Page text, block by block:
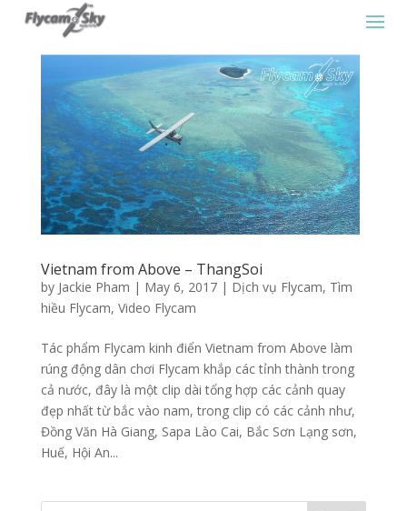
Vietnam from Above – ThangSoi
by Jackie Pham | May 6, 2017| Dịch vụ Flycam, Tìm
hiều Flycam, Video Flycam
Tác phẩm Flycam kinh điển Vietnam from Above làm
rúng động dân chơi Flycam khắp các tỉnh thành trong
cả nước, đây là một clip dài tổng hợp các cảnh quay
đẹp nhất từ bắc vào nam, trong clip có các cảnh như,
Đồng Văn Hà Giang, Sapa Lào Cai, Bắc Sơn Lạng sơn,
Huế, Hội An...